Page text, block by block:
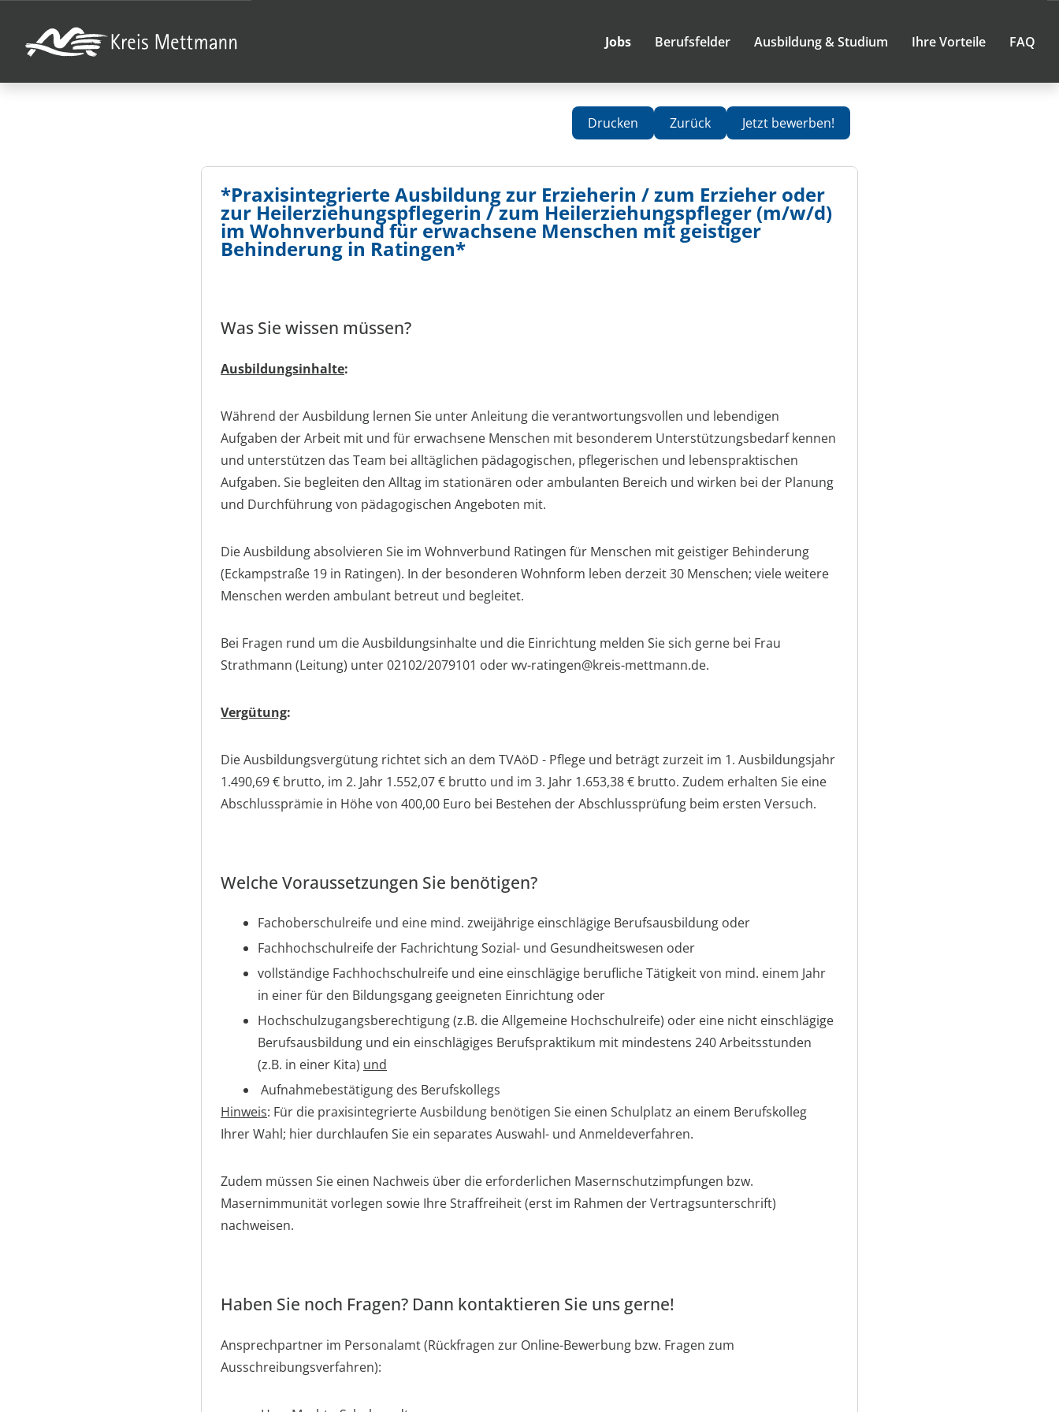
Jobs Berufsfelder Ausbildung & Studium Ihre Vorteile FAQ
Drucken Zurück Jetzt bewerben!
*Praxisintegrierte Ausbildung zur Erzieherin / zum Erzieher oder
zur Heilerziehungspflegerin / zum Heilerziehungspfleger (m/w/d)
im Wohnverbund für erwachsene Menschen mit geistiger
Behinderung in Ratingen*
Was Sie wissen müssen?
Ausbildungsinhalte:
Während der Ausbildung lernen Sie unter Anleitung die verantwortungsvollen und lebendigen
Aufgaben der Arbeit mit und für erwachsene Menschen mit besonderem Unterstützungsbedarf kennen
und unterstützen das Team bei alltäglichen pädagogischen, pflegerischen und lebenspraktischen
Aufgaben. Sie begleiten den Alltag im stationären oder ambulanten Bereich und wirken bei der Planung
und Durchführung von pädagogischen Angeboten mit.
Die Ausbildung absolvieren Sie im Wohnverbund Ratingen für Menschen mit geistiger Behinderung
(Eckampstraße 19 in Ratingen). In der besonderen Wohnform leben derzeit 30 Menschen; viele weitere
Menschen werden ambulant betreut und begleitet.
Bei Fragen rund um die Ausbildungsinhalte und die Einrichtung melden Sie sich gerne bei Frau
Strathmann (Leitung) unter 02102/2079101 oder wv-ratingen@kreis-mettmann.de.
Vergütung:
Die Ausbildungsvergütung richtet sich an dem TVAöD - Pflege und beträgt zurzeit im 1. Ausbildungsjahr
1.490,69 € brutto, im 2. Jahr 1.552,07 € brutto und im 3. Jahr 1.653,38 € brutto. Zudem erhalten Sie eine
Abschlussprämie in Höhe von 400,00 Euro bei Bestehen der Abschlussprüfung beim ersten Versuch.
Welche Voraussetzungen Sie benötigen?
Fachoberschulreife und eine mind. zweijährige einschlägige Berufsausbildung oder
Fachhochschulreife der Fachrichtung Sozial- und Gesundheitswesen oder
vollständige Fachhochschulreife und eine einschlägige berufliche Tätigkeit von mind. einem Jahr
in einer für den Bildungsgang geeigneten Einrichtung oder
Hochschulzugangsberechtigung (z.B. die Allgemeine Hochschulreife) oder eine nicht einschlägige
Berufsausbildung und ein einschlägiges Berufspraktikum mit mindestens 240 Arbeitsstunden
(z.B. in einer Kita) und
Aufnahmebestätigung des Berufskollegs
Hinweis: Für die praxisintegrierte Ausbildung benötigen Sie einen Schulplatz an einem Berufskolleg
Ihrer Wahl; hier durchlaufen Sie ein separates Auswahl- und Anmeldeverfahren.
Zudem müssen Sie einen Nachweis über die erforderlichen Masernschutzimpfungen bzw.
Masernimmunität vorlegen sowie Ihre Straffreiheit (erst im Rahmen der Vertragsunterschrift)
nachweisen.
Haben Sie noch Fragen? Dann kontaktieren Sie uns gerne!
Ansprechpartner im Personalamt (Rückfragen zur Online-Bewerbung bzw. Fragen zum
Ausschreibungsverfahren):